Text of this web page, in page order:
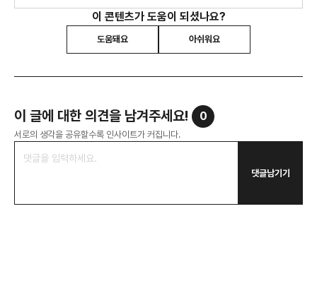
이 콘텐츠가 도움이 되셨나요?
도움돼요 아쉬워요
이 글에 대한 의견을 남겨주세요! 0
서로의 생각을 공유할수록 인사이트가 커집니다.
댓글남기기